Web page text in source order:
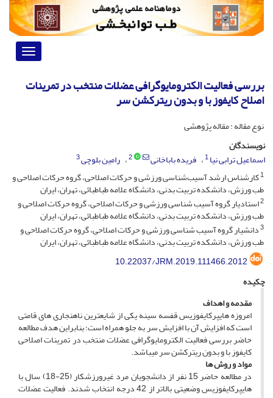
Toggle
بررسی فعالیت الکترومایوگرافی عضلات منتخب در تمرینات
اصلاح کایفوز با و بدون ریترکشن سر
نوع مقاله : مقاله پژوهشی
نویسندگان
اسماعیل ترابی نیا1 فریده باباخانی 2 رامین بلوچی3
1کارشناس ارشد آسیب‌شناسی ورزشی و حرکات اصلاحی، گروه حرکات اصلاحی و
طب ورزش، دانشکده تربیت بدنی، دانشگاه علامه طباطبائی، تهران، ایران
2استادیار گروه آسیب شناسی ورزشی و حرکات اصلاحی، گروه حرکات اصلاحی و
طب ورزش، دانشکده تربیت بدنی، دانشگاه علامه طباطبائی، تهران، ایران
3دانشیار گروه آسیب شناسی ورزشی و حرکات اصلاحی، گروه حرکات اصلاحی و
طب ورزش، دانشکده تربیت بدنی، دانشگاه علامه طباطبائی، تهران، ایران
10.22037/JRM.2019.111466.2012
چکیده
مقدمه و اهداف
امروزه هایپرکایفوزیس قفسه سینه یکی از شایع­ترین ناهنجاری­ های قامتی
است که افزایش آن با افزایش سر به جلو همراه است؛ بنابراین هدف مطالعه
حاضر بررسی فعالیت الکترومایوگرافی عضلات منتخب در تمرینات اصلاحی
کایفوز با و بدون ریترکشن سر می­باشد.
مواد و روش­ ها
در مطالعه حاضر 15 نفر از دانشجویان مرد غیرورزشکار (25-18) سال با
هایپرکایفوزیس وضعیتی بالاتر از 42 درجه انتخاب شدند. فعالیت عضلات